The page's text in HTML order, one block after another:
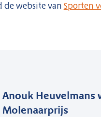
de website van Sporten
Anouk Heuvelmans
Molenaarprijs